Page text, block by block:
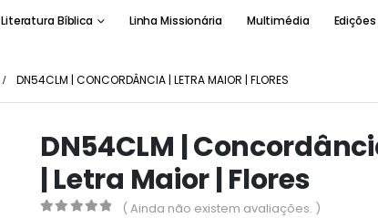
Literatura Bíblica Linha Missionária Multimédia
DN54CLM | CONCORDÂNCIA | LETRA MAIOR | FLORES
DN54CLM |
| Letra Maior | Flores
( Ainda não existem avaliações. )